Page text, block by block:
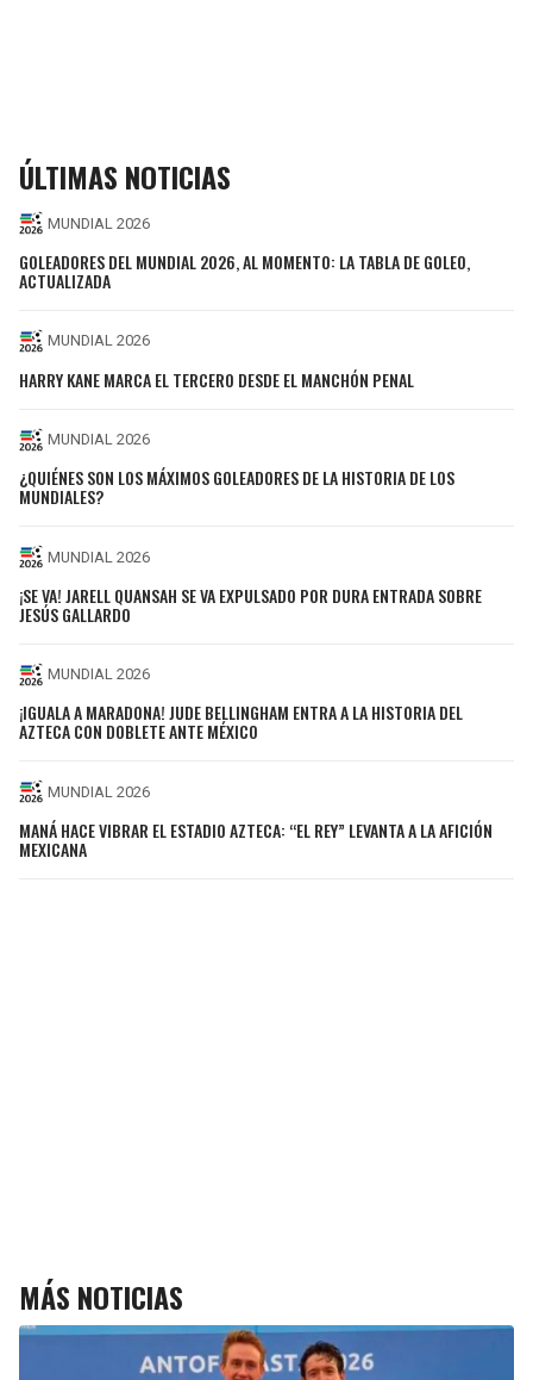
ÚLTIMAS NOTICIAS
MUNDIAL 2026
GOLEADORES DEL MUNDIAL 2026, AL MOMENTO: LA TABLA DE GOLEO,
ACTUALIZADA
MUNDIAL 2026
HARRY KANE MARCA EL TERCERO DESDE EL MANCHÓN PENAL
MUNDIAL 2026
¿QUIÉNES SON LOS MÁXIMOS GOLEADORES DE LA HISTORIA DE LOS
MUNDIALES?
MUNDIAL 2026
¡SE VA! JARELL QUANSAH SE VA EXPULSADO POR DURA ENTRADA SOBRE
JESÚS GALLARDO
MUNDIAL 2026
¡IGUALA A MARADONA! JUDE BELLINGHAM ENTRA A LA HISTORIA DEL
AZTECA CON DOBLETE ANTE MÉXICO
MUNDIAL 2026
MANÁ HACE VIBRAR EL ESTADIO AZTECA: “EL REY” LEVANTA A LA AFICIÓN
MEXICANA
MÁS NOTICIAS